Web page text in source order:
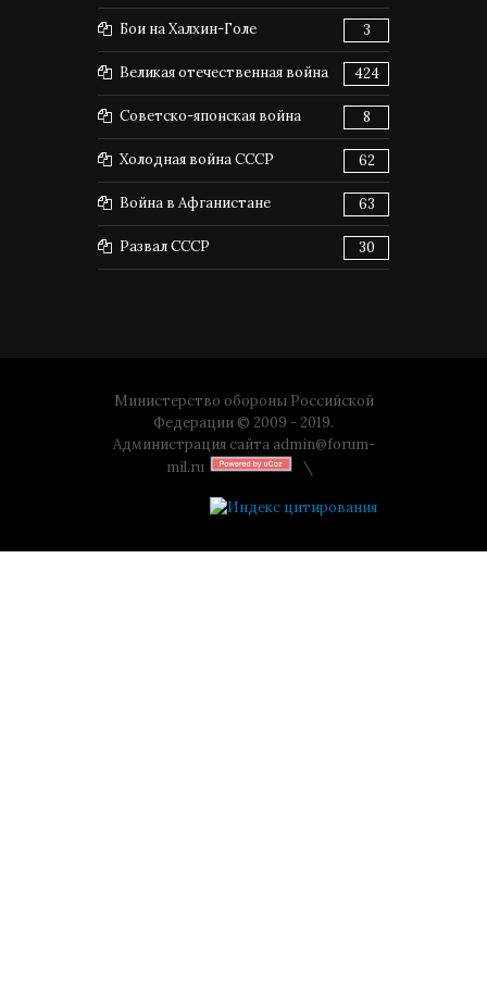
Бои на Халхин-Голе 3
Великая отечественная война 424
Советско-японская война 8
Холодная война СССР 62
Война в Афганистане 63
Развал СССР 30
Министерство обороны Российской
Федерации © 2009 - 2019.
Администрация сайта admin@forum-
mil.ru